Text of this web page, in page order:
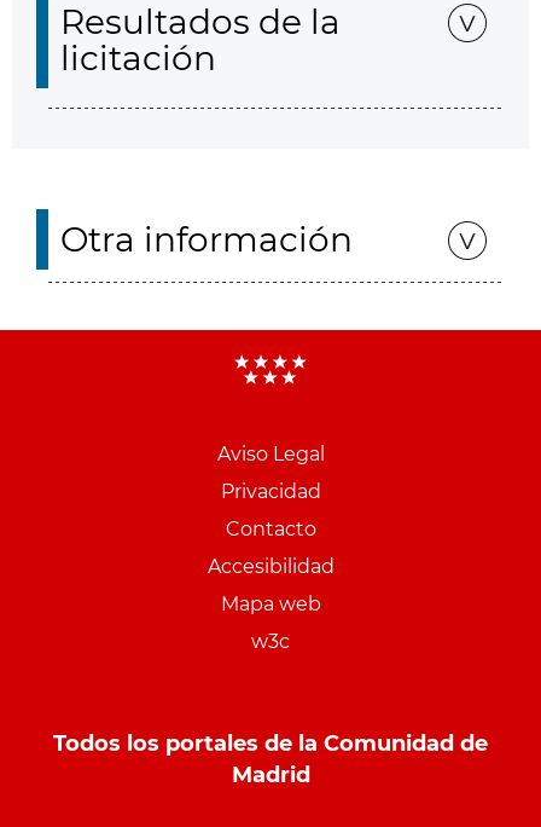
Resultados de la
licitación
Otra información
Aviso Legal
Privacidad
Contacto
Accesibilidad
Mapa web
w3c
Todos los portales de la Comunidad de
Madrid